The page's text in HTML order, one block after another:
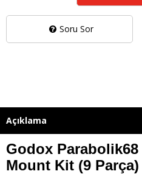
Soru Sor
Açıklama
Godox
Mount Kit (9 Parça)